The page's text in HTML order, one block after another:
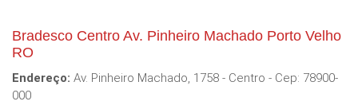
Bradesco Centro Av. Pinheiro Machado Porto Velho
RO
Endereço: Av. Pinheiro Machado, 1758 - Centro - Cep: 78900-
000